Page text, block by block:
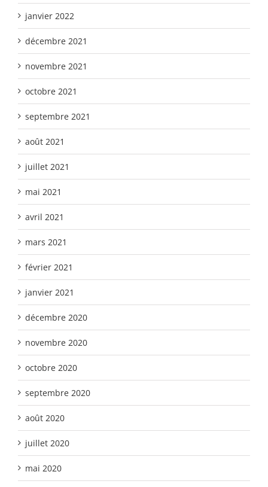
janvier 2022
décembre 2021
novembre 2021
octobre 2021
septembre 2021
août 2021
juillet 2021
mai 2021
avril 2021
mars 2021
février 2021
janvier 2021
décembre 2020
novembre 2020
octobre 2020
septembre 2020
août 2020
juillet 2020
mai 2020